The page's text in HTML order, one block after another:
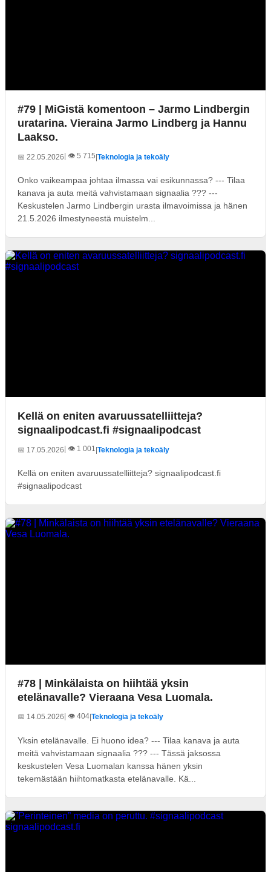
#79 | MiGistä komentoon – Jarmo Lindbergin
uratarina. Vieraina Jarmo Lindberg ja Hannu
Laakso.
📅 22.05.2026 | 👁️ 5 715|Teknologia ja tekoäly
Onko vaikeampaa johtaa ilmassa vai esikunnassa? --- Tilaa
kanava ja auta meitä vahvistamaan signaalia ??? ---
Keskustelen Jarmo Lindbergin urasta ilmavoimissa ja hänen
21.5.2026 ilmestyneestä muistelm...
Kellä on eniten avaruussatelliitteja?
signaalipodcast.fi #signaalipodcast
📅 17.05.2026 | 👁️ 1 001|Teknologia ja tekoäly
Kellä on eniten avaruussatelliitteja? signaalipodcast.fi
#signaalipodcast
#78 | Minkälaista on hiihtää yksin
etelänavalle? Vieraana Vesa Luomala.
📅 14.05.2026| 👁️ 404 Teknologia ja tekoäly
Yksin etelänavalle. Ei huono idea? --- Tilaa kanava ja auta
meitä vahvistamaan signaalia ??? --- Tässä jaksossa
keskustelen Vesa Luomalan kanssa hänen yksin
tekemästään hiihtomatkasta etelänavalle. Kä...